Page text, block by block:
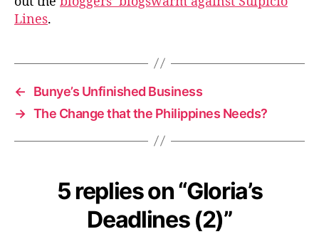
(
Lines.
←
Bunye’s Unfinished Business
→ The Change that the Philippines Needs?
5 replies on “Gloria’s
Deadlines (2)”